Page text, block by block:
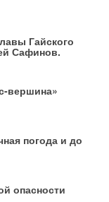
Гайского
Сафинов.
погода и до
опасности